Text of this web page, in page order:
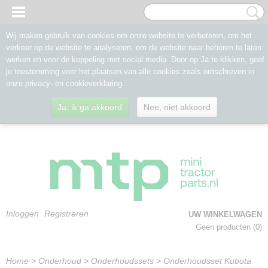
Inloggen Registreren
UW WINKELWAGEN
Geen producten (0)
Home > Onderhoud > Onderhoudssets > Onderhoudsset Kubota
Wij maken gebruik van cookies om onze website te verbeteren, om het
verkeer op de website te analyseren, om de website naar behoren te laten
werken en voor de koppeling met social media. Door op Ja te klikken, geef
je toestemming voor het plaatsen van alle cookies zoals omschreven in
onze privacy- en cookieverklaring.
Ja, ik ga akkoord Nee, niet akkoord